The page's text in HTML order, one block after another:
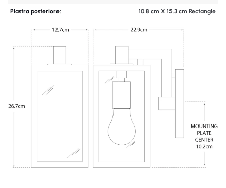
Piastra posteriore: 10.8 cm X 15.3 cm Rectangle